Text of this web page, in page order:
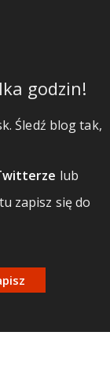
godzin!
Śledź blog tak,
lub
zapisz się do